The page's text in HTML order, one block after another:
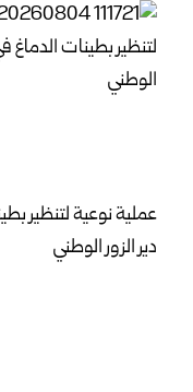
عملية نوعية لتنظير
دير الزور الوطني